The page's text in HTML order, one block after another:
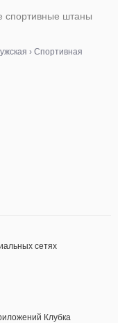
спортивные штаны
› Спортивная
сетях
Клубка